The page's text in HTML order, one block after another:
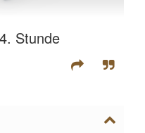
Stunde